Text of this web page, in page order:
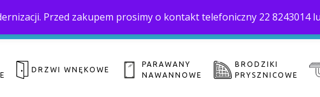
Przed zakupem prosimy o kontakt telefoniczny 22 8243014
biuro@saloni.pl 22 559-10-50 Home O
DRZWI WNĘKOWE
PARAWANY
NAWANNOWE
BRODZIKI
PRYSZNICOWE